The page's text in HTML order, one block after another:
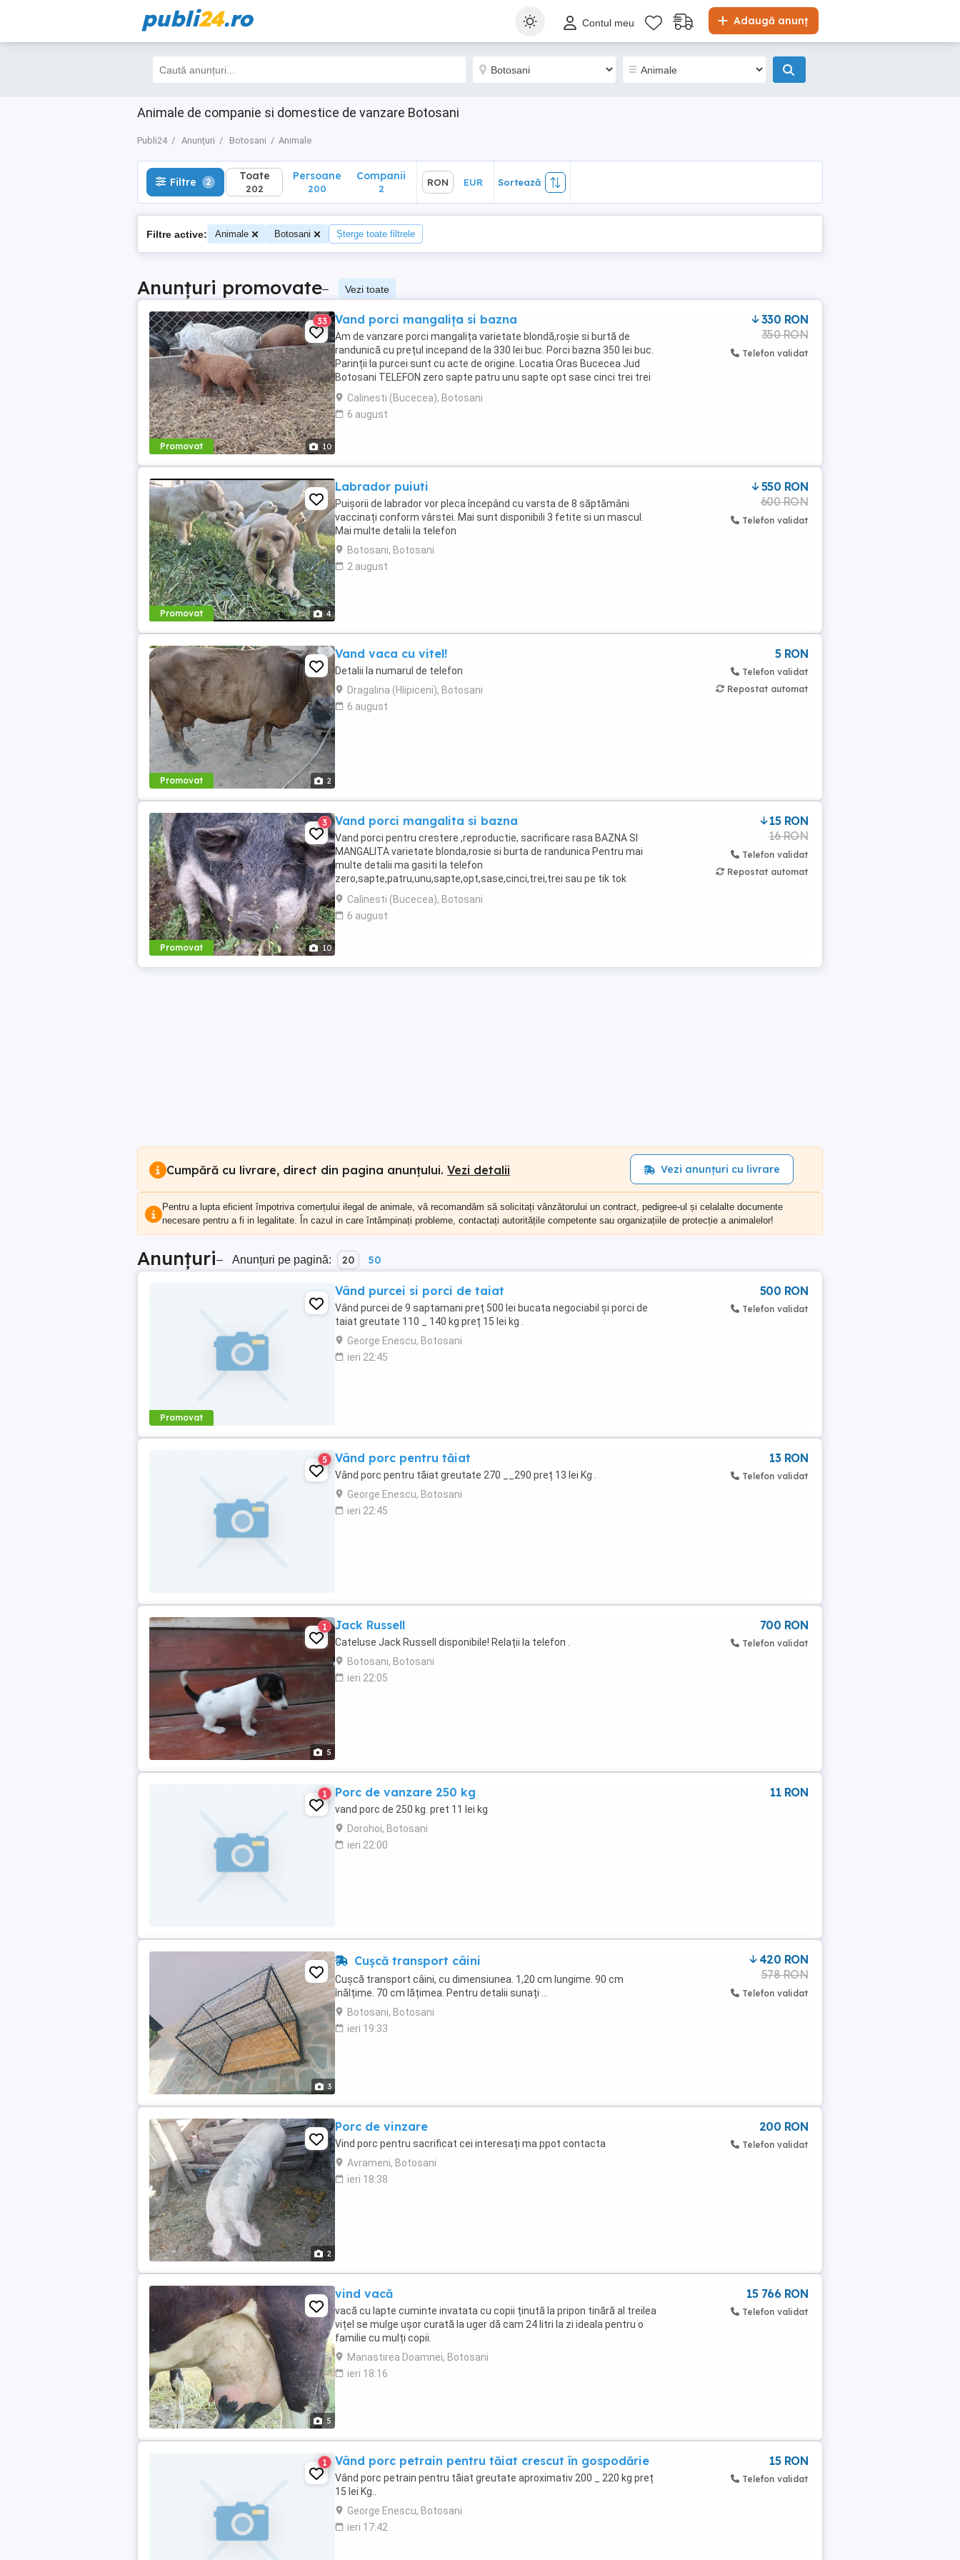
publi24.ro Adaugă anunț
Contul meu
Animale de companie si domestice de vanzare Botosani
Publi24 Anunțuri Botosani Animale
Filtre 2 Toate
202
Sortează
Filtre 2 Toate
202
Persoane
200
Companii
2
RON EUR Sortează
Filtre active: Animale Botosani Șterge toate filtrele
Anunțuri promovate– Vezi toate
Promovat 10
33 Vand porci mangalița si bazna
Am de vanzare porci mangalița varietate blondă,roșie si burtă de
randunică cu prețul incepand de la 330 lei buc. Porci bazna 350 lei buc.
Parinții la purcei sunt cu acte de origine. Locatia Oras Bucecea Jud
Botosani TELEFON zero sapte patru unu sapte opt sase cinci trei trei
trei TIK TOK Mangalita ...
Calinesti (Bucecea), Botosani
6 august
330 RON
350 RON
Telefon validat
Promovat 4
Labrador puiuti
Puișorii de labrador vor pleca începând cu varsta de 8 săptămâni
vaccinați conform vârstei. Mai sunt disponibili 3 fetite si un mascul.
Mai multe detalii la telefon
Botosani, Botosani
2 august
550 RON
600 RON
Telefon validat
Promovat 2
Vand vaca cu vitel!
Detalii la numarul de telefon
Dragalina (Hlipiceni), Botosani
6 august
5 RON
Telefon validat
Repostat automat
Promovat 10
3 Vand porci mangalita si bazna
Vand porci pentru crestere ,reproductie, sacrificare rasa BAZNA SI
MANGALITA varietate blonda,rosie si burta de randunica Pentru mai
multe detalii ma gasiti la telefon
zero,sapte,patru,unu,sapte,opt,sase,cinci,trei,trei sau pe tik tok
MANGALITA DE LA BOTOSANI.
Calinesti (Bucecea), Botosani
6 august
15 RON
16 RON
Telefon validat
Repostat automat
Cumpără cu livrare, direct din pagina anunțului. Vezi detalii Vezi anunțuri cu livrare
Pentru a lupta eficient împotriva comerțului ilegal de animale, vă recomandăm să solicitați vânzătorului un contract, pedigree-ul și celalalte documente
necesare pentru a fi in legalitate. În cazul in care întâmpinați probleme, contactați autoritățile competente sau organizațiile de protecție a animalelor!
Anunțuri– Anunțuri pe pagină: 20 50
Promovat
Vând purcei si porci de taiat
Vând purcei de 9 saptamani preț 500 lei bucata negociabil și porci de
taiat greutate 110 _ 140 kg preț 15 lei kg .
George Enescu, Botosani
ieri 22:45
500 RON
Telefon validat
5 Vând porc pentru tăiat
Vând porc pentru tăiat greutate 270 __290 preț 13 lei Kg .
George Enescu, Botosani
ieri 22:45
13 RON
Telefon validat
5
1 Jack Russell
Cateluse Jack Russell disponibile! Relații la telefon .
Botosani, Botosani
ieri 22:05
700 RON
Telefon validat
1 Porc de vanzare 250 kg
vand porc de 250 kg. pret 11 lei kg
Dorohoi, Botosani
ieri 22:00
11 RON
3
Cușcă transport câini
Cușcă transport câini, cu dimensiunea. 1,20 cm lungime. 90 cm
înălțime. 70 cm lățimea. Pentru detalii sunați ...
Botosani, Botosani
ieri 19:33
420 RON
578 RON
Telefon validat
2
Porc de vinzare
Vind porc pentru sacrificat cei interesați ma ppot contacta
Avrameni, Botosani
ieri 18:38
200 RON
Telefon validat
5
vind vacă
vacă cu lapte cuminte invatata cu copii ținută la pripon tinără al treilea
vițel se mulge ușor curată la uger dă cam 24 litri la zi ideala pentru o
familie cu mulți copii.
Manastirea Doamnei, Botosani
ieri 18:16
15 766 RON
Telefon validat
1 Vând porc petrain pentru tăiat crescut în gospodărie
Vând porc petrain pentru tăiat greutate aproximativ 200 _ 220 kg preț
15 lei Kg..
George Enescu, Botosani
ieri 17:42
15 RON
Telefon validat